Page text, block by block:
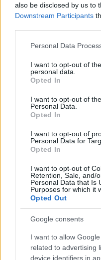
also be disclosed by us to
Downstream Participants
Please note that this
not limited to your visit or
grant or deny consent to
use your data for below
consent section.
Personal Data
I want to opt-out of
personal data.
Opted In
I want to opt-out of
Personal Data.
Opted In
I want to opt-out of
Personal Data for
Opted In
I want to opt-out of
Retention, Sale, and/
Personal Data that Is
Purposes for which it
Opted Out
Google consents
I want to allow
related to advertising
device identifiers in
Παράλληλα, ο Τραμπ
μπορεί να αναγκάσει
Οι σχετικές δηλώσεις
σοβαρής πίεσης στο
αν παραμείνει
καταγράφονται από
διατύπωσή τους δεν
τρόπο από όλα τα
Διεργασίες για να
Ορμούζ
Το Ορμούζ παραμένει
της αντιπαράθεσης. Η
από τις
μεταφορά πετρελαίου
οποιαδήποτε